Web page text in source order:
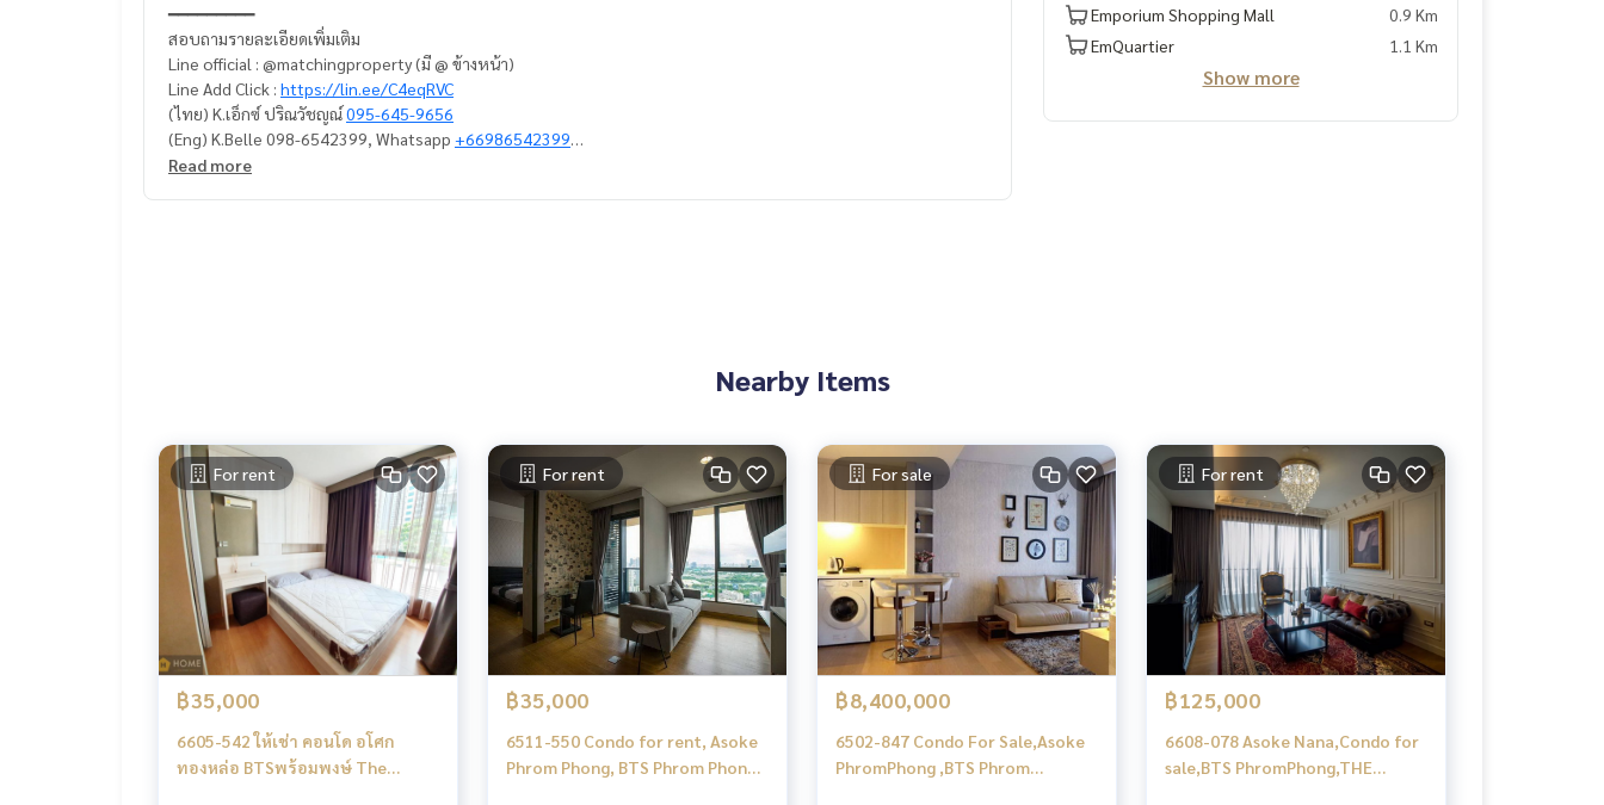
━━━━━━━━━
สอบถามรายละเอียดเพิ่มเติม
Line official : @matchingproperty (มี @ ข้างหน้า)
Line Add Click : https://lin.ee/C4eqRVC
(ไทย) K.เอ็กซ์ ปริณวัชญณ์095-645-9656
(Eng) K.Belle 098-6542399, Whatsapp +66986542399
.Read more
Emporium Shopping Mall
0.9 Km
EmQuartier
1.1 Km
Show more
Nearby Items
For rent
฿35,000
6605-542 ให้เช่า คอนโด อโศก
ทองหล่อ BTSพร้อมพงษ์ The
For rent
฿35,000
6511-550 Condo for rent, Asoke
Phrom Phong, BTS Phrom Phong,
For sale
฿8,400,000
6502-847 Condo For Sale,Asoke
PhromPhong ,BTS Phrom
For rent
฿125,000
6608-078 Asoke Nana,Condo for
sale,BTS PhromPhong,THE